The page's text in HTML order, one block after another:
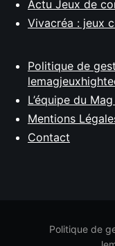
Actu Jeux de
Vivacréa : jeux
Politique de
L’équipe du
Mentions
Contact
Politique de